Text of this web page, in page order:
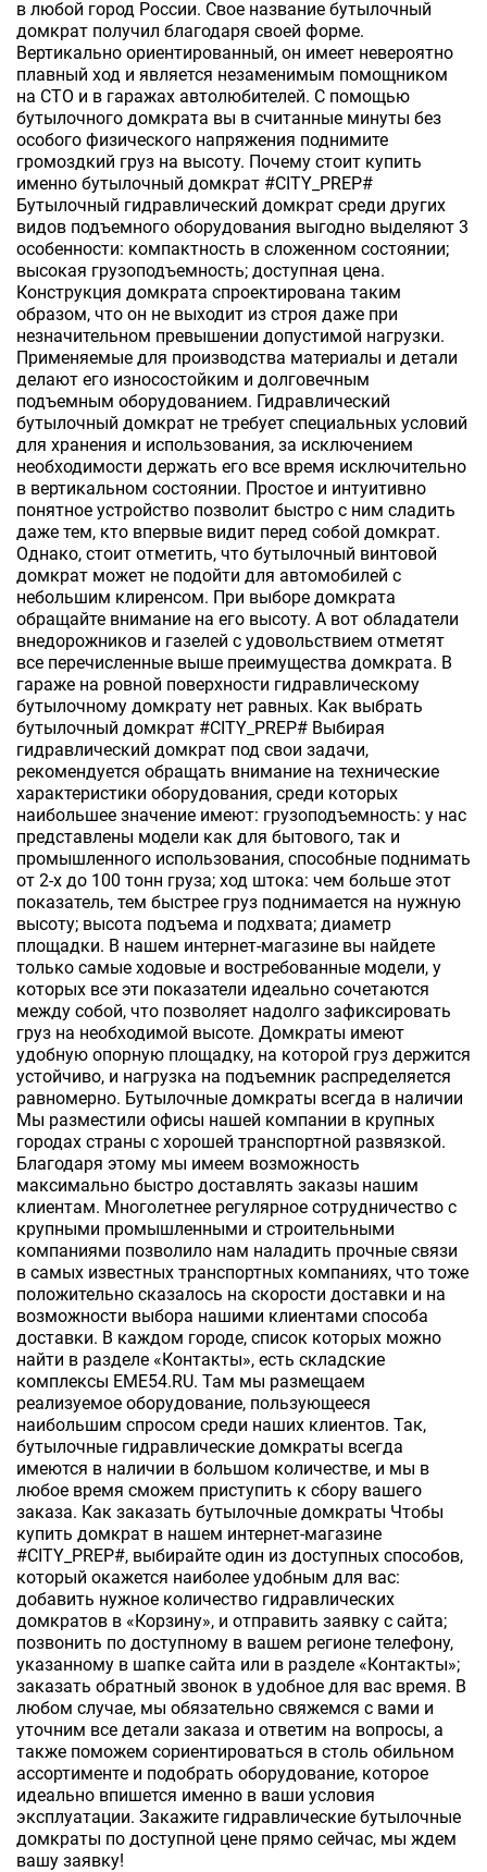
в любой город России. Свое название бутылочный
домкрат получил благодаря своей форме.
Вертикально ориентированный, он имеет невероятно
плавный ход и является незаменимым помощником
на СТО и в гаражах автолюбителей. С помощью
бутылочного домкрата вы в считанные минуты без
особого физического напряжения поднимите
громоздкий груз на высоту. Почему стоит купить
именно бутылочный домкрат #CITY_PREP#
Бутылочный гидравлический домкрат среди других
видов подъемного оборудования выгодно выделяют 3
особенности: компактность в сложенном состоянии;
высокая грузоподъемность; доступная цена.
Конструкция домкрата спроектирована таким
образом, что он не выходит из строя даже при
незначительном превышении допустимой нагрузки.
Применяемые для производства материалы и детали
делают его износостойким и долговечным
подъемным оборудованием. Гидравлический
бутылочный домкрат не требует специальных условий
для хранения и использования, за исключением
необходимости держать его все время исключительно
в вертикальном состоянии. Простое и интуитивно
понятное устройство позволит быстро с ним сладить
даже тем, кто впервые видит перед собой домкрат.
Однако, стоит отметить, что бутылочный винтовой
домкрат может не подойти для автомобилей с
небольшим клиренсом. При выборе домкрата
обращайте внимание на его высоту. А вот обладатели
внедорожников и газелей с удовольствием отметят
все перечисленные выше преимущества домкрата. В
гараже на ровной поверхности гидравлическому
бутылочному домкрату нет равных. Как выбрать
бутылочный домкрат #CITY_PREP# Выбирая
гидравлический домкрат под свои задачи,
рекомендуется обращать внимание на технические
характеристики оборудования, среди которых
наибольшее значение имеют: грузоподъемность: у нас
представлены модели как для бытового, так и
промышленного использования, способные поднимать
от 2-х до 100 тонн груза; ход штока: чем больше этот
показатель, тем быстрее груз поднимается на нужную
высоту; высота подъема и подхвата; диаметр
площадки. В нашем интернет-магазине вы найдете
только самые ходовые и востребованные модели, у
которых все эти показатели идеально сочетаются
между собой, что позволяет надолго зафиксировать
груз на необходимой высоте. Домкраты имеют
удобную опорную площадку, на которой груз держится
устойчиво, и нагрузка на подъемник распределяется
равномерно. Бутылочные домкраты всегда в наличии
Мы разместили офисы нашей компании в крупных
городах страны с хорошей транспортной развязкой.
Благодаря этому мы имеем возможность
максимально быстро доставлять заказы нашим
клиентам. Многолетнее регулярное сотрудничество с
крупными промышленными и строительными
компаниями позволило нам наладить прочные связи
в самых известных транспортных компаниях, что тоже
положительно сказалось на скорости доставки и на
возможности выбора нашими клиентами способа
доставки. В каждом городе, список которых можно
найти в разделе «Контакты», есть складские
комплексы EME54.RU. Там мы размещаем
реализуемое оборудование, пользующееся
наибольшим спросом среди наших клиентов. Так,
бутылочные гидравлические домкраты всегда
имеются в наличии в большом количестве, и мы в
любое время сможем приступить к сбору вашего
заказа. Как заказать бутылочные домкраты Чтобы
купить домкрат в нашем интернет-магазине
#CITY_PREP#, выбирайте один из доступных способов,
который окажется наиболее удобным для вас:
добавить нужное количество гидравлических
домкратов в «Корзину», и отправить заявку с сайта;
позвонить по доступному в вашем регионе телефону,
указанному в шапке сайта или в разделе «Контакты»;
заказать обратный звонок в удобное для вас время. В
любом случае, мы обязательно свяжемся с вами и
уточним все детали заказа и ответим на вопросы, а
также поможем сориентироваться в столь обильном
ассортименте и подобрать оборудование, которое
идеально впишется именно в ваши условия
эксплуатации. Закажите гидравлические бутылочные
домкраты по доступной цене прямо сейчас, мы ждем
вашу заявку!